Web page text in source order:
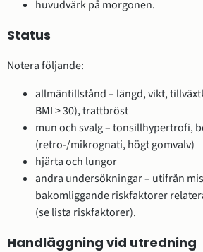
huvudvärk på morgonen.
Status
Notera följande:
allmäntillstånd – längd, vikt,
BMI > 30), trattbröst
mun och svalg – tonsillhypertrofi,
(retro-/mikrognati, högt gomvalv)
hjärta och lungor
andra undersökningar – utifrån
bakomliggande riskfaktorer
(se lista riskfaktorer).
Handläggning vid utredning